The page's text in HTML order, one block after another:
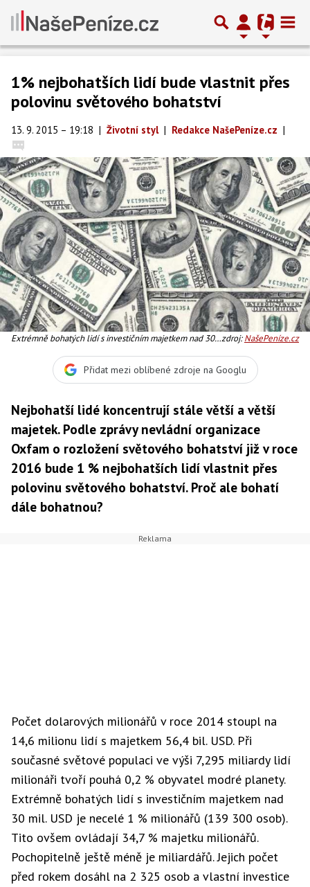
1% nejbohatších lidí bude vlastnit přes
polovinu světového bohatství
13. 9. 2015 – 19:18 | Životní styl | Redakce NašePeníze.cz |
Extrémně bohatých lidí s investičním majetkem nad 30
ovšem ovládají 34,7 % majetku milionářů. Pochopitelně
ještě méně je miliardářů. Foto:SXC
zdroj:NašePeníze.cz
Přidat mezi oblíbené zdroje na Googlu
Nejbohatší lidé koncentrují stále větší a větší
majetek. Podle zprávy nevládní organizace
Oxfam o rozložení světového bohatství již v roce
2016 bude 1 % nejbohatších lidí vlastnit přes
polovinu světového bohatství. Proč ale bohatí
dále bohatnou?
Počet dolarových milionářů v roce 2014 stoupl na
14,6 milionu lidí s majetkem 56,4 bil. USD. Při
současné světové populaci ve výši 7,295 miliardy lidí
milionáři tvoří pouhá 0,2 % obyvatel modré planety.
Extrémně bohatých lidí s investičním majetkem nad
30 mil. USD je necelé 1 % milionářů (139 300 osob).
Tito ovšem ovládají 34,7 % majetku milionářů.
Pochopitelně ještě méně je miliardářů. Jejich počet
před rokem dosáhl na 2 325 osob a vlastní investice